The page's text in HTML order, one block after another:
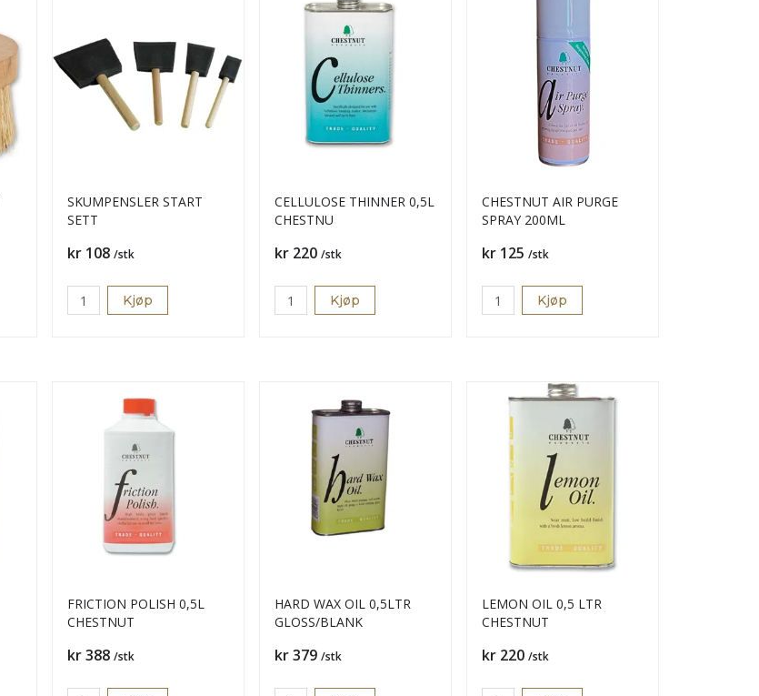
SKUMPENSLER START
SETT
Pris
kr 108 /stk
Kjøp
CELLULOSE THINNER 0,5L
CHESTNU
Pris
kr 220 /stk
Kjøp
CHESTNUT AIR PURGE
SPRAY 200ML
Pris
kr 125 /stk
Kjøp
FRICTION POLISH 0,5L
CHESTNUT
Pris
kr 388 /stk
HARD WAX OIL 0,5LTR
GLOSS/BLANK
Pris
kr 379 /stk
LEMON OIL 0,5 LTR
CHESTNUT
Pris
kr 220 /stk